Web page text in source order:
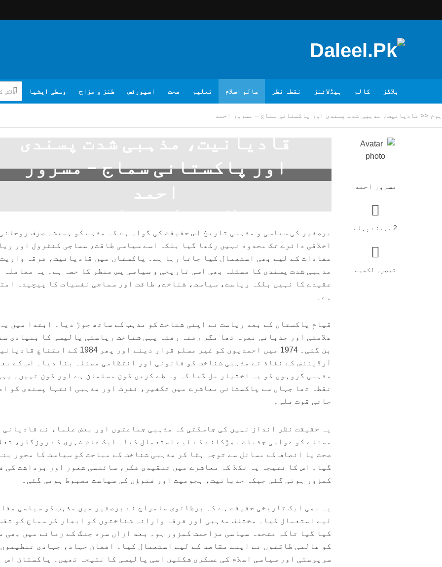
بلاگز کالم ہیڈلائنز نقطہ نظر عالم اسلام تعلیم صحت اسپورٹس طنز و مزاح وسطی ایشیا
ہوم << قادیانیت، مذہبی شدت پسندی اور پاکستانی سماج – مسرور احمد
مسرور احمد
2 مہینے پہلے
تبصرہ لکھیے
قادیانیت، مذہبی شدت پسندی
اور پاکستانی سماج – مسرور
احمد
2 مہینے پہلے تبصرہ لکھیے مسرور احمد
برصغیر کی سیاسی و مذہبی تاریخ اس حقیقت کی گواہ ہے کہ مذہب کو ہمیشہ صرف
اخلاقی دائرے تک محدود نہیں رکھا گیا بلکہ اسے سیاسی طاقت، سماجی کنٹرول اور
مفادات کے لیے بھی استعمال کیا جاتا رہا ہے۔ پاکستان میں قادیانیت، فرقہ واریت
مذہبی شدت پسندی کا مسئلہ بھی اسی تاریخی و سیاسی پس منظر کا حصہ ہے۔ یہ معاملہ
عقیدے کا نہیں بلکہ ریاست، سیاست، شناخت، طاقت اور سماجی نفسیات کا پیچیدہ
ہے۔
قیامِ پاکستان کے بعد ریاست نے اپنی شناخت کو مذہب کے ساتھ جوڑ دیا۔ ابتدا میں
علامتی اور جذباتی نعرہ تھا مگر رفتہ رفتہ یہی شناخت ریاستی پالیسی کا بنیادی
بن گئی۔ 1974 میں احمدیوں کو غیر مسلم قرار دینے اور پھر 1984 کے امتناعِ
آرڈیننس کے نفاذ نے مذہبی شناخت کو قانونی اور انتظامی مسئلہ بنا دیا۔ اس کے
مذہبی گروہوں کو یہ اختیار مل گیا کہ وہ طے کریں کون مسلمان ہے اور کون نہیں۔
نقطہ تھا جہاں سے پاکستانی معاشرے میں تکفیر، نفرت اور مذہبی انتہا پسندی کو
جاتی قوت ملی۔
یہ حقیقت نظر انداز نہیں کی جاسکتی کہ مذہبی جماعتوں اور بعض علماء نے قادیانی
مسئلے کو عوامی جذبات بھڑکانے کے لیے استعمال کیا۔ ایک عام شہری کے روزگار،
صحت یا انصاف کے مسائل سے توجہ ہٹا کر مذہبی شناخت کے مباحث کو سیاست کا محور
گیا۔ اس کا نتیجہ یہ نکلا کہ معاشرے میں تنقیدی فکر، سائنسی شعور اور برداشت کی
کمزور ہوتی گئی جبکہ جذباتیت، ہجومیت اور فتوؤں کی سیاست مضبوط ہوتی گئی۔
یہ بھی ایک تاریخی حقیقت ہے کہ برطانوی سامراج نے برصغیر میں مذہب کو سیاسی
لیے استعمال کیا۔ مختلف مذہبی اور فرقہ وارانہ شناختوں کو ابھار کر سماج کو
کیا گیا تاکہ متحدہ سیاسی مزاحمت کمزور ہو۔ بعد ازاں سرد جنگ کے زمانے میں بھی
کو عالمی طاقتوں نے اپنے مقاصد کے لیے استعمال کیا۔ افغان جہاد، جہادی
سرپرستی اور سیاسی اسلام کی عسکری شکلیں اسی پالیسی کا نتیجہ تھیں۔ پاکستان اس